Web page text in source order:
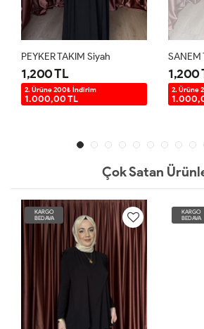
PEYKER TAKIM Siyah
1,200 TL
2. Ürüne 200₺ İndirim
1.000,00 TL
SANEM
1,200
2. Ürüne
Çok Satan
KARGO
BEDAVA
KARGO
BEDAVA